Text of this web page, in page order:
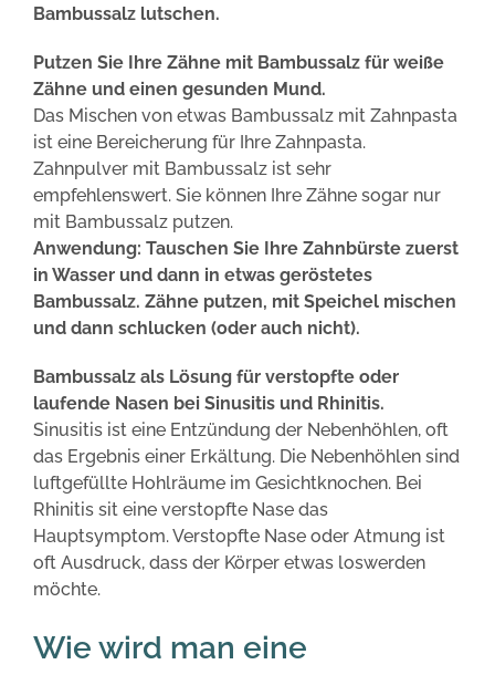
Bambussalz lutschen.
Putzen Sie Ihre Zähne mit Bambussalz für weiße
Zähne und einen gesunden Mund.
Das Mischen von etwas Bambussalz mit Zahnpasta
ist eine Bereicherung für Ihre Zahnpasta.
Zahnpulver mit Bambussalz ist sehr
empfehlenswert. Sie können Ihre Zähne sogar nur
mit Bambussalz putzen.
Anwendung: Tauschen Sie Ihre Zahnbürste zuerst
in Wasser und dann in etwas geröstetes
Bambussalz. Zähne putzen, mit Speichel mischen
und dann schlucken (oder auch nicht).
Bambussalz als Lösung für verstopfte oder
laufende Nasen bei Sinusitis und Rhinitis.
Sinusitis ist eine Entzündung der Nebenhöhlen, oft
das Ergebnis einer Erkältung. Die Nebenhöhlen sind
luftgefüllte Hohlräume im Gesichtknochen. Bei
Rhinitis sit eine verstopfte Nase das
Hauptsymptom. Verstopfte Nase oder Atmung ist
oft Ausdruck, dass der Körper etwas loswerden
möchte.
Wie wird man eine